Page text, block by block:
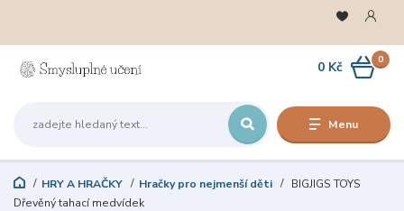
Menu
0
0 Kč
HRY A HRAČKY Hračky pro nejmenší děti
BIGJIGS TOYS
Dřevěný tahací medvídek